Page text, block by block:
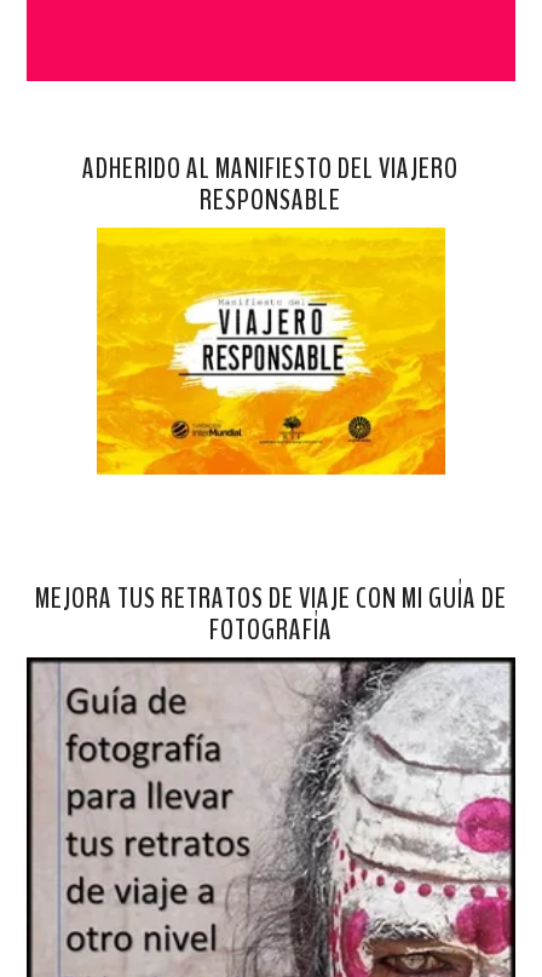
ADHERIDO AL MANIFIESTO DEL VIAJERO
RESPONSABLE
MEJORA TUS RETRATOS DE VIAJE CON MI GUÍA DE
FOTOGRAFÍA